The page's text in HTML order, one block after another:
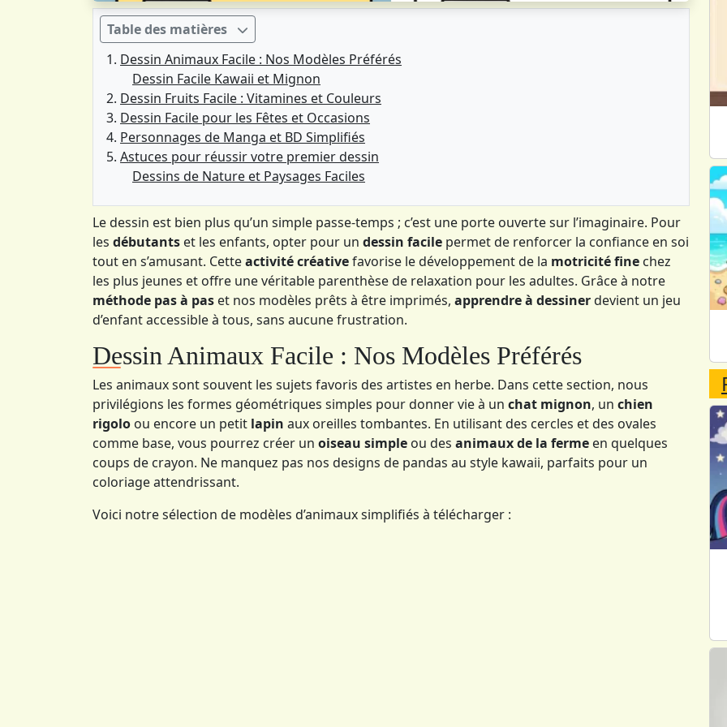
Table des matières
Dessin Animaux Facile : Nos Modèles Préférés
Dessin Facile Kawaii et Mignon
Dessin Fruits Facile : Vitamines et Couleurs
Dessin Facile pour les Fêtes et Occasions
Personnages de Manga et BD Simplifiés
Astuces pour réussir votre premier dessin
Dessins de Nature et Paysages Faciles
Le dessin est bien plus qu’un simple passe-temps ; c’est une porte ouverte sur l’imaginaire. Pour
les débutants et les enfants, opter pour un dessin facile permet de renforcer la confiance en soi
tout en s’amusant. Cetteactivité créativefavorise le développement de la motricité fine chez
les plus jeunes et offre une véritable parenthèse de relaxation pour les adultes. Grâce à notre
méthode pas à pas et nos modèles prêts à être imprimés, apprendre à dessinerdevient un jeu
d’enfant accessible à tous, sans aucune frustration.
Dessin Animaux Facile : Nos Modèles Préférés
Les animaux sont souvent les sujets favoris des artistes en herbe. Dans cette section, nous
privilégions les formes géométriques simples pour donner vie à un chat mignon, un chien
rigolo ou encore un petit lapin aux oreilles tombantes. En utilisant des cercles et des ovales
comme base, vous pourrez créer un oiseau simple ou des animaux de la ferme en quelques
coups de crayon. Ne manquez pas nos designs de pandas au style kawaii, parfaits pour un
coloriage attendrissant.
Voici notre sélection de modèles d’animaux simplifiés à télécharger :